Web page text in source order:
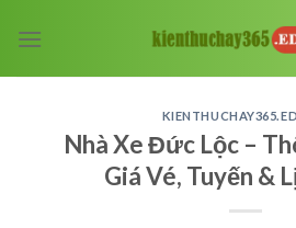
Nhà Xe Đức Lộc –
Giá Vé, Tuyến &